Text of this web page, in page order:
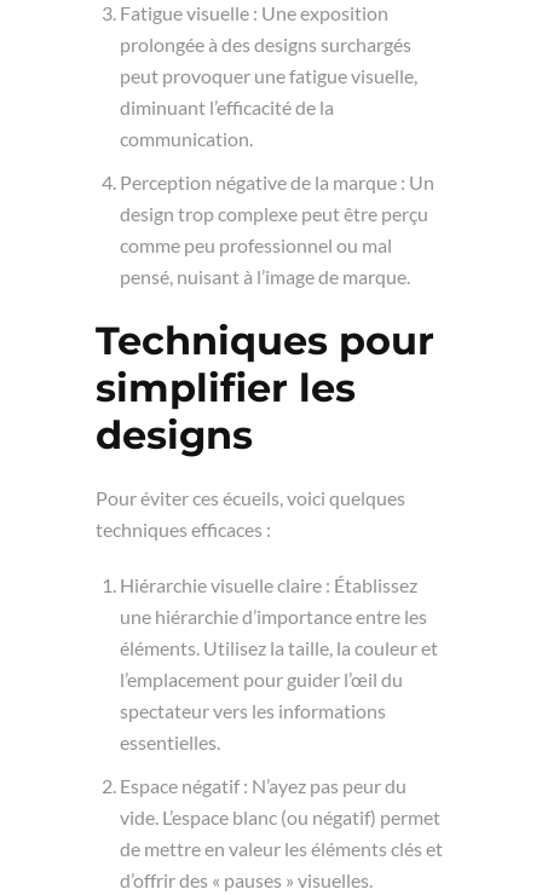
Fatigue visuelle : Une exposition
prolongée à des designs surchargés
peut provoquer une fatigue visuelle,
diminuant l’efficacité de la
communication.
Perception négative de la marque : Un
design trop complexe peut être perçu
comme peu professionnel ou mal
pensé, nuisant à l’image de marque.
Techniques pour
simplifier les
designs
Pour éviter ces écueils, voici quelques
techniques efficaces :
Hiérarchie visuelle claire : Établissez
une hiérarchie d’importance entre les
éléments. Utilisez la taille, la couleur et
l’emplacement pour guider l’œil du
spectateur vers les informations
essentielles.
Espace négatif : N’ayez pas peur du
vide. L’espace blanc (ou négatif) permet
de mettre en valeur les éléments clés et
d’offrir des « pauses » visuelles.